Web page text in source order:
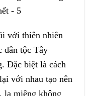
với thiên nhiên
dân tộc Tây
Đặc biệt là cách
với nhau tạo nên
lạ miệng không